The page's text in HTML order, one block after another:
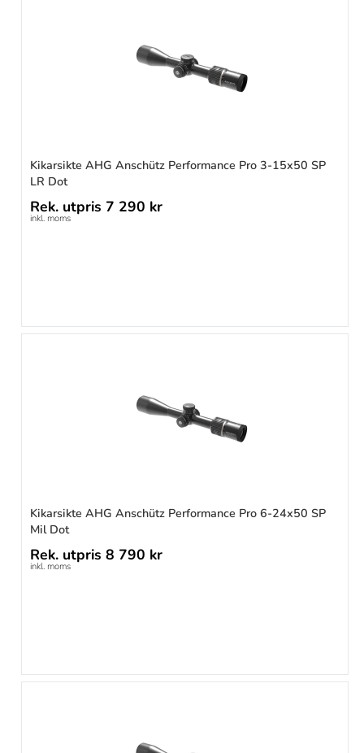
Kikarsikte AHG Anschütz Performance Pro 3-15x50 SP
LR Dot
Rek. utpris 7 290 kr
inkl. moms
Kikarsikte AHG Anschütz Performance Pro 6-24x50 SP
Mil Dot
Rek. utpris 8 790 kr
inkl. moms